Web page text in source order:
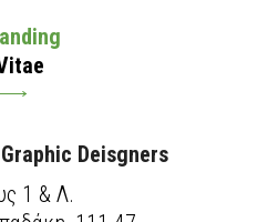
Graphic Deisgners
1 & Λ.